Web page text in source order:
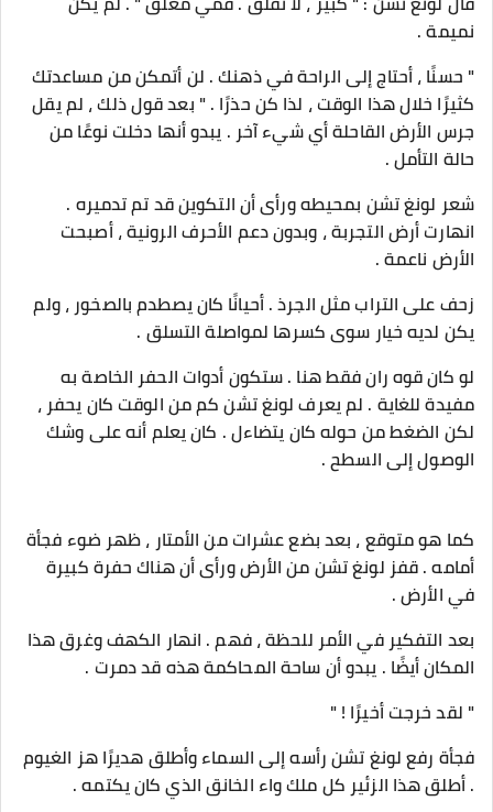
نميمة .
" حسنًا ، أحتاج إلى الراحة في ذهنك . لن أتمكن من مساعدتك
كثيرًا خلال هذا الوقت ، لذا كن حذرًا . " بعد قول ذلك ، لم يقل
جرس الأرض القاحلة أي شيء آخر . يبدو أنها دخلت نوعًا من
حالة التأمل .
شعر لونغ تشن بمحيطه ورأى أن التكوين قد تم تدميره .
انهارت أرض التجربة ، وبدون دعم الأحرف الرونية ، أصبحت
الأرض ناعمة .
زحف على التراب مثل الجرذ . أحيانًا كان يصطدم بالصخور ، ولم
يكن لديه خيار سوى كسرها لمواصلة التسلق .
لو كان قوه ران فقط هنا . ستكون أدوات الحفر الخاصة به
مفيدة للغاية . لم يعرف لونغ تشن كم من الوقت كان يحفر ،
لكن الضغط من حوله كان يتضاءل . كان يعلم أنه على وشك
الوصول إلى السطح .
كما هو متوقع ، بعد بضع عشرات من الأمتار ، ظهر ضوء فجأة
أمامه . قفز لونغ تشن من الأرض ورأى أن هناك حفرة كبيرة
في الأرض .
بعد التفكير في الأمر للحظة ، فهم . انهار الكهف وغرق هذا
المكان أيضًا . يبدو أن ساحة المحاكمة هذه قد دمرت .
" لقد خرجت أخيرًا ! "
فجأة رفع لونغ تشن رأسه إلى السماء وأطلق هديرًا هز الغيوم
. أطلق هذا الزئير كل ملك واء الخانق الذي كان يكتمه .